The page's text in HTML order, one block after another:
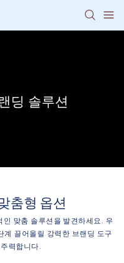
딩 솔루션
춤형 옵션
맞춤 솔루션을 발견하세요. 우
계 끌어올릴 강력한 브랜딩 도구
력합니다.